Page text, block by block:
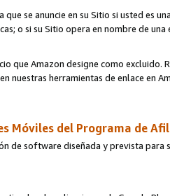
se anuncie en su Sitio si usted es
o si su Sitio opera en nombre de
que Amazon designe como excluido.
nuestras herramientas de enlace en
Móviles del Programa de
de software diseñada y prevista